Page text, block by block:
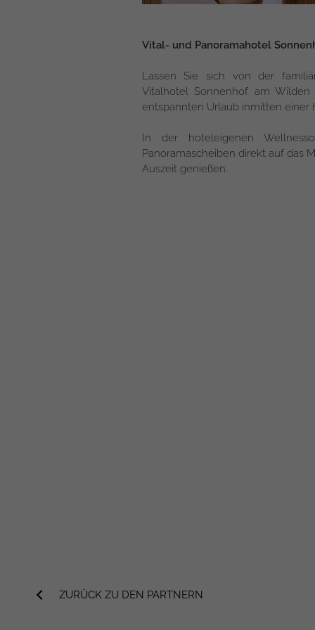
●
●
●
Vital- und Panoramahotel
Lassen Sie sich von der
Vitalhotel Sonnenhof am
entspannten Urlaub inmitten einer
In der hoteleigenen
Panoramascheiben direkt auf das
Auszeit genießen.
ZURÜCK ZU DEN PARTNERN